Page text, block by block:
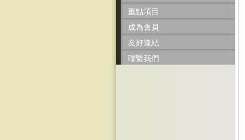
重點項目
成為會員
友好連結
聯繫我們